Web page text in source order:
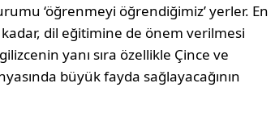
‘öğrenmeyi öğrendiğimiz’ yerler. En
dil eğitimine de önem verilmesi
yanı sıra özellikle Çince ve
büyük fayda sağlayacağının